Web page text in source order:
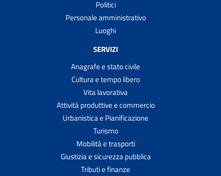
Politici
Personale amministrativo
Luoghi
SERVIZI
Anagrafe e stato civile
Cultura e tempo libero
Vita lavorativa
Attività produttive e commercio
Urbanistica e Pianificazione
Turismo
Mobilità e trasporti
Giustizia e sicurezza pubblica
Tributi e finanze